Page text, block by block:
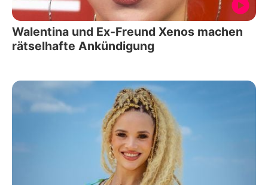
Walentina und Ex-Freund Xenos machen
rätselhafte Ankündigung